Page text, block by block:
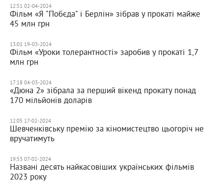
12:51 02-04-2024
Фільм «Я "Побєда" і Берлін» зібрав у прокаті майже
45 млн грн
13:01 19-03-2024
Фільм «Уроки толерантності» заробив у прокаті 1,7
млн грн
17:18 04-03-2024
«Дюна 2» зібрала за перший вікенд прокату понад
170 мільйонів доларів
12:05 17-02-2024
Шевченківську премію за кіномистецтво цьогоріч не
вручатимуть
19:53 07-02-2024
Названі десять найкасовіших українських фільмів
2023 року